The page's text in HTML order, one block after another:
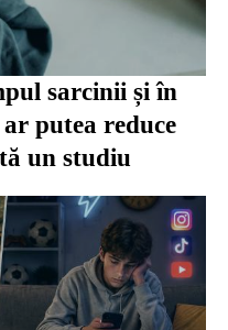
sarcinii și în
putea reduce
un studiu